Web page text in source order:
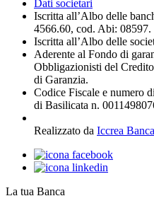
Dati societari
Iscritta all’Albo delle
4566.60, cod. Abi: 08597.
Iscritta all’Albo delle
Aderente al Fondo di
Obbligazionisti del
di Garanzia.
Codice Fiscale e numero
di Basilicata n.
Realizzato da Iccrea
La tua Banca